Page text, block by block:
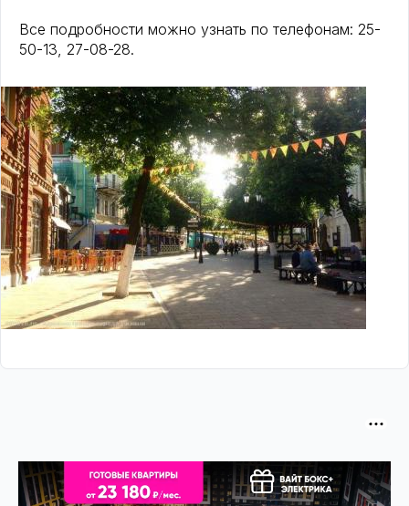
Все подробности можно узнать по телефонам: 25-
50-13, 27-08-28.